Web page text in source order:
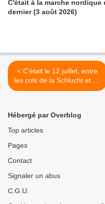
C'était à la marche nordique
dernier (3 août 2026)
< C'était le 12 juillet, entre
les cols de la Schlucht et du
Calvaire
Hébergé par Overblog
Top articles
Pages
Contact
Signaler un abus
C.G.U.